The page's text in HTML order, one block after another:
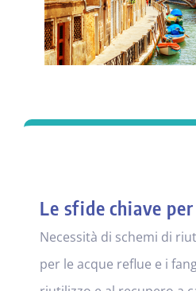
Le sfide chiave per
Necessità di schemi di
per le acque reflue e i